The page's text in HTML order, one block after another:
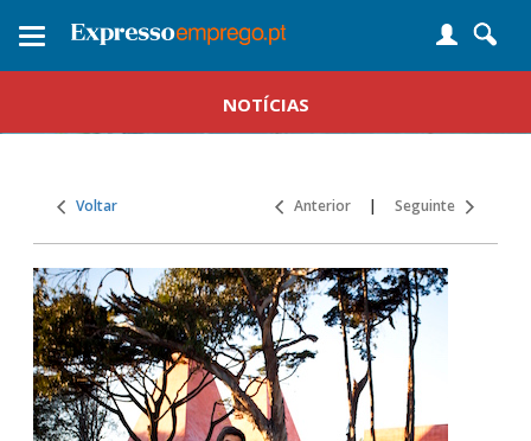
Toggle
NOTÍCIAS
Voltar Anterior | Seguinte